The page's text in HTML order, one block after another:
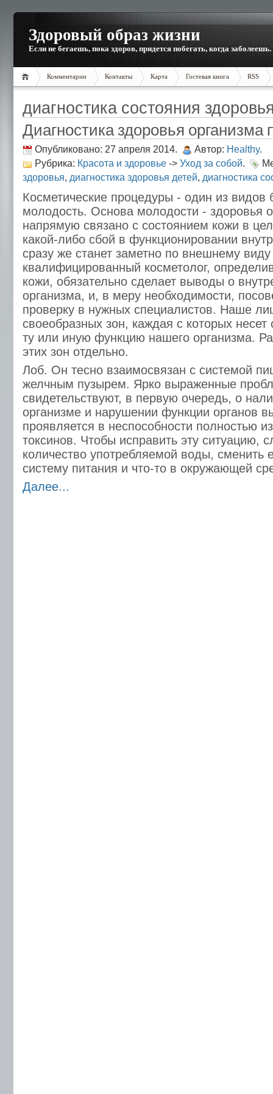
Здоровый образ жизни
Если не бегаешь, пока здоров, придется побегать, когда заболеешь.
Комментарии Контакты Карта Гостевая книга RSS
диагностика состояния
Диагностика здоровья организма
Опубликовано: 27 апреля 2014. Автор: Healthy.
Рубрика: Красота и здоровье -> Уход за собой.
здоровья, диагностика здоровья детей, диагностика
Косметические процедуры - один из видов
молодость. Основа молодости - здоровья
напрямую связано с состоянием кожи в
какой-либо сбой в функционировании
сразу же станет заметно по внешнему
квалифицированный косметолог,
кожи, обязательно сделает выводы о
организма, и, в меру необходимости,
проверку в нужных специалистов. Наше
своеобразных зон, каждая с которых несет
ту или иную функцию нашего организма.
этих зон отдельно.
Лоб. Он тесно взаимосвязан с системой
желчным пузырем. Ярко выраженные
свидетельствуют, в первую очередь, о
организме и нарушении функции органов
проявляется в неспособности полностью
токсинов. Чтобы исправить эту ситуацию,
количество употребляемой воды, сменить
систему питания и что-то в окружающей
Далее...